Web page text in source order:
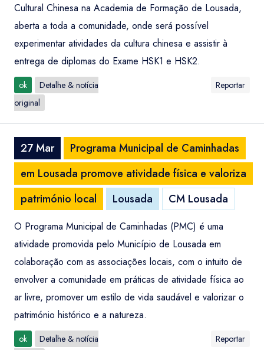
Cultural Chinesa na Academia de Formação de Lousada,
aberta a toda a comunidade, onde será possível
experimentar atividades da cultura chinesa e assistir à
entrega de diplomas do Exame HSK1 e HSK2.
ok
Detalhe & notícia
original
Reportar
27 Mar
Programa Municipal de Caminhadas
em Lousada promove atividade física e valoriza
património local
Lousada CM Lousada
O Programa Municipal de Caminhadas (PMC) é uma
atividade promovida pelo Município de Lousada em
colaboração com as associações locais, com o intuito de
envolver a comunidade em práticas de atividade física ao
ar livre, promover um estilo de vida saudável e valorizar o
património histórico e a natureza.
ok
Detalhe & notícia
Reportar